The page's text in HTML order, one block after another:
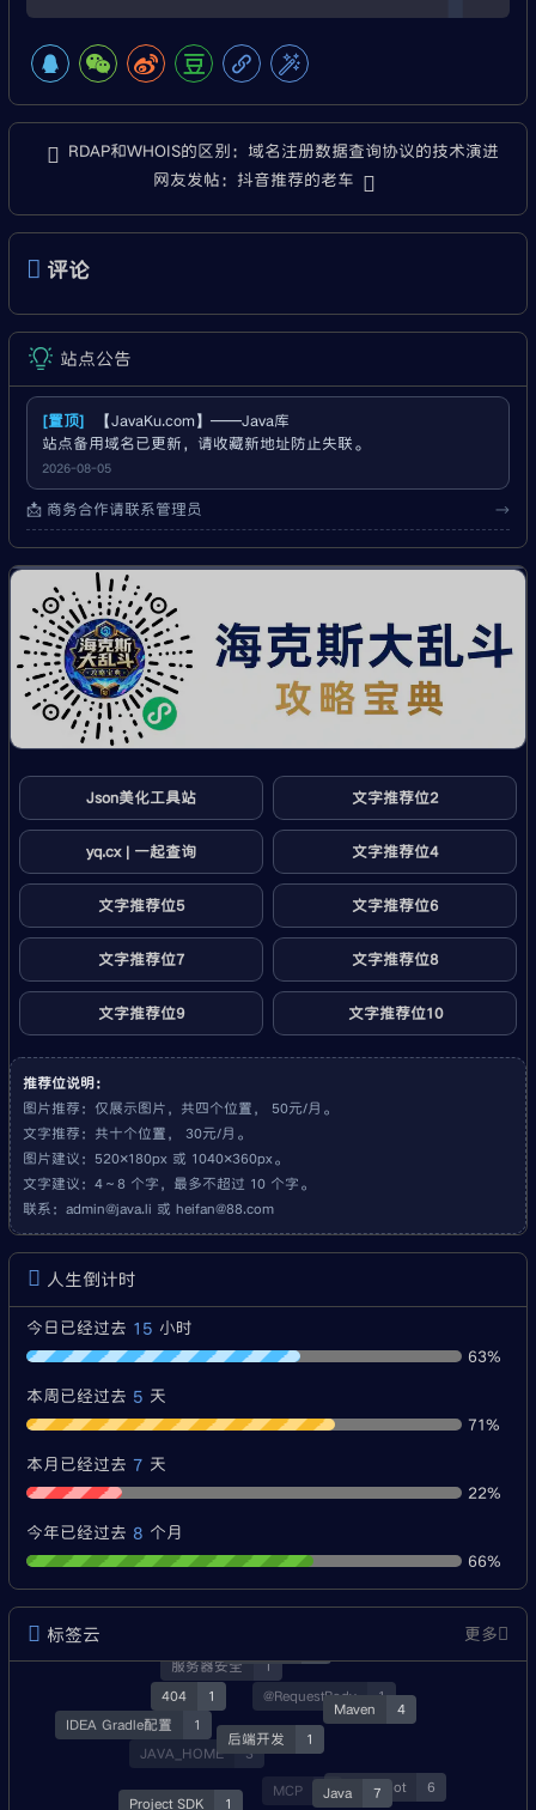
RDAP和WHOIS的区别：域名注册数据查询协议的技术演进
网友发帖：抖音推荐的老车
评论
站点公告
[置顶]
【JavaKu.com】——Java库
站点备用域名已更新，请收藏新地址防止失联。
2026-08-05
📩 商务合作请联系管理员 →
文字推荐位5
文字推荐位7
文字推荐位9
图片推荐：仅展示图片，共四个位置， 50元/月。
文字推荐：共十个位置， 30元/月。
图片建议：520×180px 或 1040×360px。
文字建议：4～8 个字，最多不超过 10 个字。
联系：admin@java.li或
人生倒计时
今日已经过去 15 小时
本周已经过去 5 天
71%
本月已经过去
今年已经过去 8 个月